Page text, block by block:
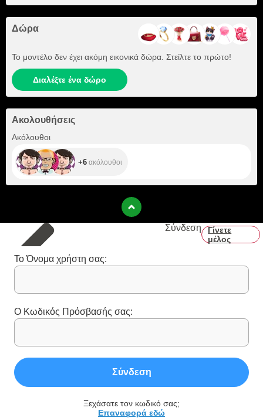
Δώρα
Το μοντέλο δεν έχει ακόμη εικονικά δώρα. Στείλτε το πρώτο!
Διαλέξτε ένα δώρο
Ακολουθήσεις
Ακόλουθοι
+6 ακόλουθοι
Σύνδεση
Γίνετε
μέλος
Το Όνομα χρήστη σας:
Ο Κωδικός Πρόσβασής σας:
Σύνδεση
Ξεχάσατε τον κωδικό σας;
Επαναφορά εδώ